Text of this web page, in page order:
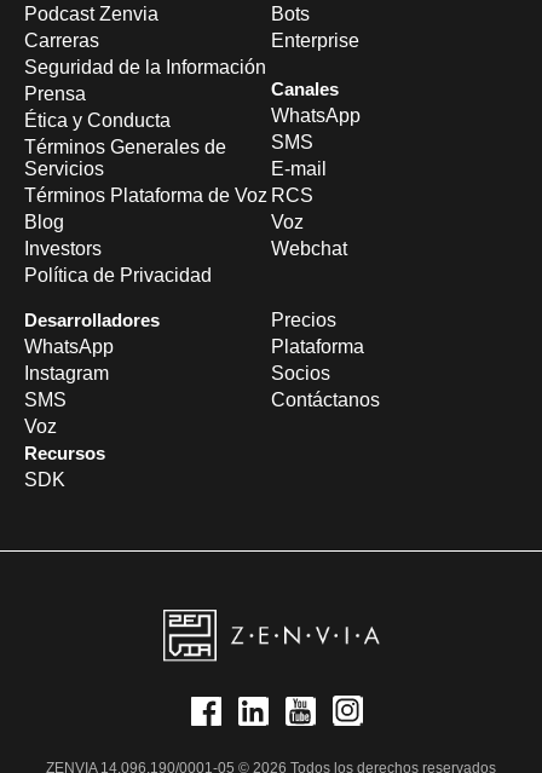
Podcast Zenvia
Carreras
Seguridad de la Información
Prensa
Ética y Conducta
Términos Generales de
Servicios
Términos Plataforma de Voz
Blog
Investors
Política de Privacidad
Bots
Enterprise
Canales
WhatsApp
SMS
E-mail
RCS
Voz
Webchat
Desarrolladores
WhatsApp
Instagram
SMS
Voz
Recursos
SDK
Precios
Plataforma
Socios
Contáctanos
ZENVIA 14.096.190/0001-05 © 2026 Todos los derechos reservados